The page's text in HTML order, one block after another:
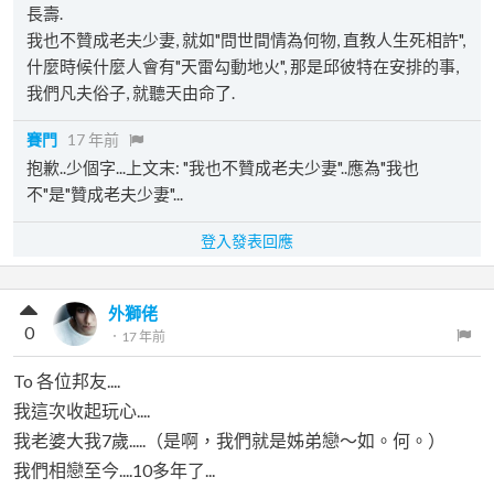
長壽.
我也不贊成老夫少妻, 就如"問世間情為何物, 直教人生死相許",
什麼時候什麼人會有"天雷勾動地火", 那是邱彼特在安排的事,
我們凡夫俗子, 就聽天由命了.
賽門 17 年前
抱歉..少個字...上文末: "我也不贊成老夫少妻"..應為"我也
不"是"贊成老夫少妻"...
登入發表回應
外獅佬
． 17 年前
0
To 各位邦友....
我這次收起玩心....
我老婆大我7歲.....（是啊，我們就是姊弟戀～如。何。）
我們相戀至今....10多年了...